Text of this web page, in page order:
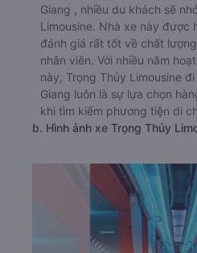
Giang , nhiều du khách sẽ
Limousine. Nhà xe này được
đánh giá rất tốt về chất
nhân viên. Với nhiều năm
này, Trọng Thủy Limousine
Giang luôn là sự lựa chọn
khi tìm kiếm phương tiện di
b. Hình ảnh xe Trọng Thủy